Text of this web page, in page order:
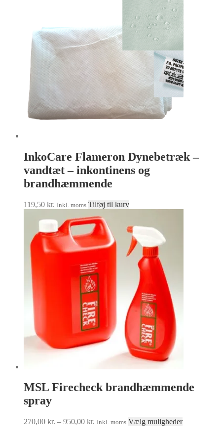
på
varesiden
InkoCare Flameron Dynebetræk –
vandtæt – inkontinens og
brandhæmmende
119,50 kr. Inkl. moms Tilføj til kurv
MSL Firecheck brandhæmmende
spray
270,00 kr. – 950,00 kr. Prisinterval:
Inkl. moms Vælg mulighederDette